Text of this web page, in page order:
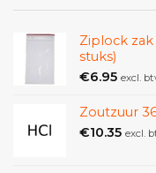
Ziplock zak
stuks)
€6.95 excl.
Zoutzuur
€10.35 excl.